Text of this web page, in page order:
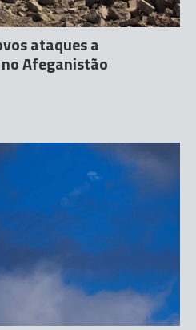
ataques a
Afeganistão